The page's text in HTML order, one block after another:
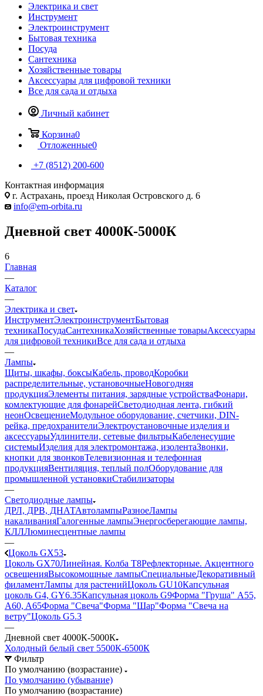
Электрика и свет
Инструмент
Электроинструмент
Бытовая техника
Посуда
Сантехника
Хозяйственные товары
Аксессуары для цифровой техники
Все для сада и отдыха
Личный кабинет
Корзина0
Отложенные0
+7 (8512) 200-600
Контактная информация
г. Астрахань, проезд Николая Островского д. 6
info@em-orbita.ru
Дневной свет 4000К-5000К
6
Главная
—
Каталог
—
Электрика и свет
ИнструментЭлектроинструментБытовая
техникаПосудаСантехникаХозяйственные товарыАксессуары
для цифровой техникиВсе для сада и отдыха
—
Лампы
Щиты, шкафы, боксыКабель, проводКоробки
распределительные, установочныеНовогодняя
продукцияЭлементы питания, зарядные устройстваФонари,
комлектующие для фонарейСветодиодная лента, гибкий
неонОсвещениеМодульное оборудование, счетчики, DIN-
рейка, предохранителиЭлектроустановочные изделия и
аксессуарыУдлинители, сетевые фильтрыКабеленесущие
системыИзделия для электромонтажа, изолентаЗвонки,
кнопки для звонковТелевизионная и телефонная
продукцияВентиляция, теплый полОборудование для
промышленной установкиСтабилизаторы
—
Светодиодные лампы
ДРЛ, ДРВ, ДНАТАвтолампыРазноеЛампы
накаливанияГалогенные лампыЭнергосберегающие лампы,
КЛЛЛюминесцентные лампы
—
Цоколь GX53
Цоколь GX70Линейная. Колба Т8Рефлекторные. Акцентного
освещенияВысокомощные лампыСпециальныеДекоративный
филаментЛампы для растенийЦоколь GU10Капсульная
цоколь G4, GY6.35Капсульная цоколь G9Форма "Груша" A55,
A60, A65Форма "Свеча"Форма "Шар"Форма "Свеча на
ветру"Цоколь G5.3
—
Дневной свет 4000К-5000К
Холодный белый свет 5500К-6500К
Фильтр
По умолчанию (возрастание)
По умолчанию (убывание)
По умолчанию (возрастание)